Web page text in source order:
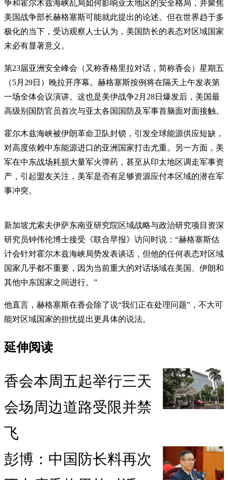
争和霍尔木兹海峡乱局如何影响亚太地区的安全格局，并聚焦
美国战争部长赫格塞斯可能就此提出的论述。但在世界趋于多
极化的当下，受访观察人士认为，美国防长的表态对区域国家
未必有显著意义。
第23届亚洲安全峰会（又称香格里拉对话，简称香会）星期五
（5月29日）晚拉开序幕。赫格塞斯按例将在隔天上午发表第
一场全体会议演讲。这也是美伊战争2月28日爆发后，美国最
高级别国防官员首次与亚太各国国防及军事首脑面对面接触。
霍尔木兹海峡被伊朗革命卫队封锁，引发全球能源供应短缺，
对高度依赖中东能源进口的亚洲国家打击尤重。另一方面，美
军在中东战场耗损大量军火弹药，甚至从印太地区调走军事资
产，引起盟友关注，美军是否有足够资源应付本区域的潜在军
事冲突。
新加坡尤索夫伊萨东南亚研究院区域战略与政治研究项目资深
研究员钟伟伦博士接受《联合早报》访问时说：“赫格塞斯估
计会针对霍尔木兹海峡局势发表谈话，但他的任何表态对区域
国家几乎都不重要，因为当前重大的对话场域在美国、伊朗和
其他中东国家之间进行。”
他直言，赫格塞斯在香会除了说“我们正在处理问题”，不大可
能对区域国家的担忧提出更具体的说法。
延伸阅读
香会本周五起举行三天
会场周边道路受限并禁
飞
彭博：中国防长料再次